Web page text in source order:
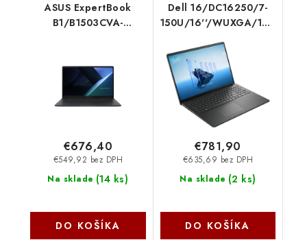
ASUS ExpertBook
B1/B1503CVA-
100U/15,6''/FHD/8GB/512GB/Intel
int/bez OS/Gray/2R
Asus
Na sklade (14 ks)
€549,92 bez DPH
€676,40
DO KOŠÍKA
Dell 16/DC16250/7-
150U/16''/WUXGA/16GB/
NBD 75V3N
Na sklade (2 ks)
€635,69 bez DPH
€781,90
DO KOŠÍKA